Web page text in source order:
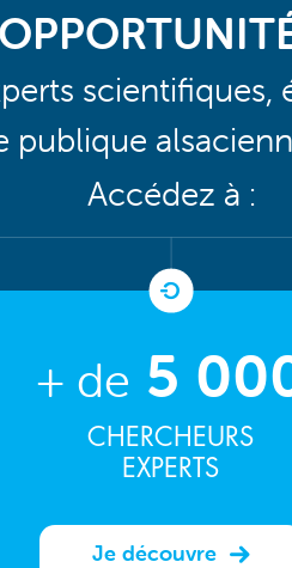
publique
Accédez à :
+ de 5
CHERCHEURS
EXPERTS
Je découvre